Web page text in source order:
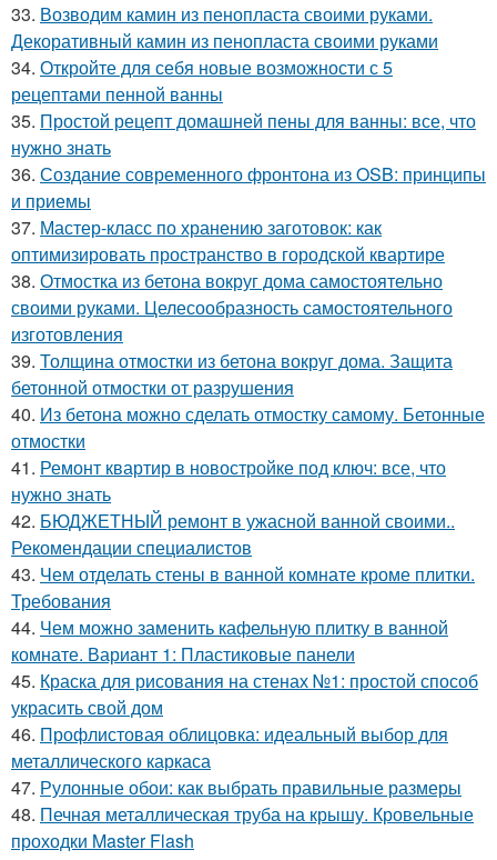
33. Возводим камин из пенопласта своими руками.
Декоративный камин из пенопласта своими руками
34. Откройте для себя новые возможности с 5
рецептами пенной ванны
35. Простой рецепт домашней пены для ванны: все, что
нужно знать
36. Создание современного фронтона из OSB: принципы
и приемы
37. Мастер-класс по хранению заготовок: как
оптимизировать пространство в городской квартире
38. Отмостка из бетона вокруг дома самостоятельно
своими руками. Целесообразность самостоятельного
изготовления
39. Толщина отмостки из бетона вокруг дома. Защита
бетонной отмостки от разрушения
40. Из бетона можно сделать отмостку самому. Бетонные
отмостки
41. Ремонт квартир в новостройке под ключ: все, что
нужно знать
42. БЮДЖЕТНЫЙ ремонт в ужасной ванной своими..
Рекомендации специалистов
43. Чем отделать стены в ванной комнате кроме плитки.
Требования
44. Чем можно заменить кафельную плитку в ванной
комнате. Вариант 1: Пластиковые панели
45. Краска для рисования на стенах №1: простой способ
украсить свой дом
46. Профлистовая облицовка: идеальный выбор для
металлического каркаса
47. Рулонные обои: как выбрать правильные размеры
48. Печная металлическая труба на крышу. Кровельные
проходки Master Flash